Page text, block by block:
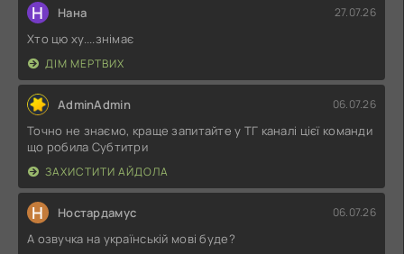
Н Нана 27.07.26
Хто цю ху....знімає
ДІМ МЕРТВИХ
AdminAdmin 06.07.26
Точно не знаємо, краще запитайте у ТГ каналі цієї команди
що робила Субтитри
ЗАХИСТИТИ АЙДОЛА
Н Ностардамус 06.07.26
А озвучка на українській мові буде?